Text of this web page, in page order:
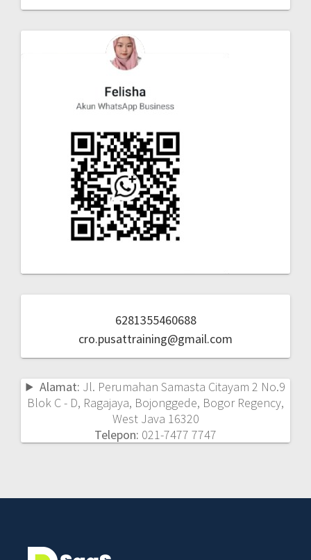
6281355460688
cro.pusattraining@gmail.com
Alamat: Jl. Perumahan Samasta Citayam 2 No.9
Blok C - D, Ragajaya, Bojonggede, Bogor Regency,
West Java 16320
Telepon: 021-7477 7747